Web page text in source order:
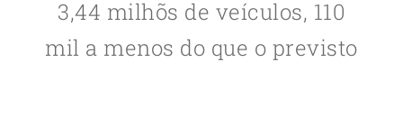
3,44 milhõs de veículos, 110
mil a menos do que o previsto